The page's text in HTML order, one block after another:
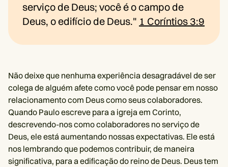
serviço de Deus; você é o campo de
Deus, o edifício de Deus." 1 Coríntios 3:9
Não deixe que nenhuma experiência desagradável de ser
colega de alguém afete como você pode pensar em nosso
relacionamento com Deus como seus colaboradores.
Quando Paulo escreve para a igreja em Corinto,
descrevendo-nos como colaboradores no serviço de
Deus, ele está aumentando nossas expectativas. Ele está
nos lembrando que podemos contribuir, de maneira
significativa, para a edificação do reino de Deus. Deus tem